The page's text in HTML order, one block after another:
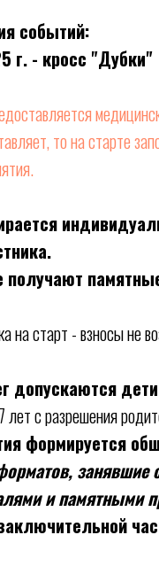
событий:
г. - кросс "Дубки"
то на старте
получают
на старт - взносы не
допускаются
лет с разрешения
формируется
и памятными